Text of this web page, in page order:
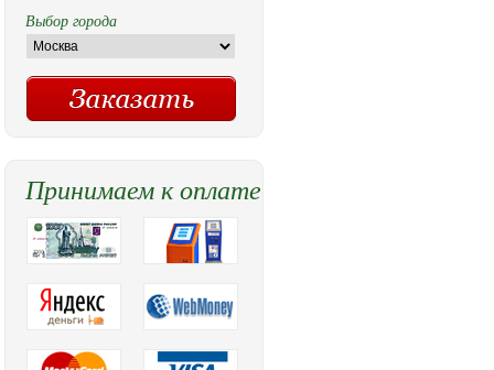
Выбор города
Принимаем к оплате